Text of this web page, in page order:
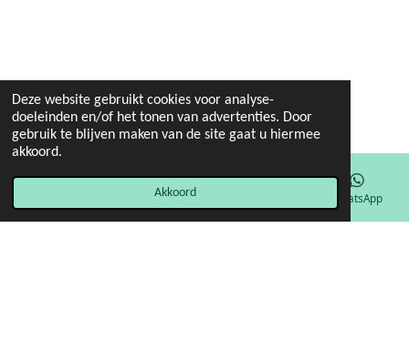
Deze website gebruikt cookies voor analyse-
doeleinden en/of het tonen van advertenties. Door
gebruik te blijven maken van de site gaat u hiermee
akkoord.
Akkoord WhatsApp